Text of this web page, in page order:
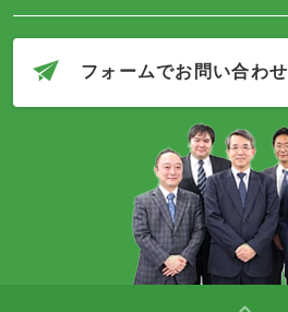
フォームでお問い合わせ